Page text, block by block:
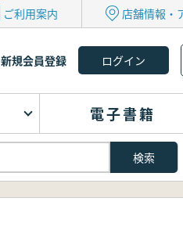
ご利用案内 店舗情報・
新規会員登録
電子書籍